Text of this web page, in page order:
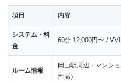
項目 内容
システム・料
金
60分 12,000円〜 /
ルーム情報
岡山駅周辺・マンシ
性高）